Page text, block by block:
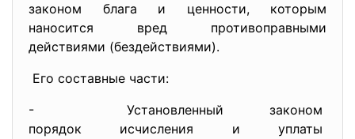
законом блага и ценности, которым
наносится вред противоправными
действиями (бездействиями).
Его составные части:
- Установленный законом
порядок исчисления и уплаты